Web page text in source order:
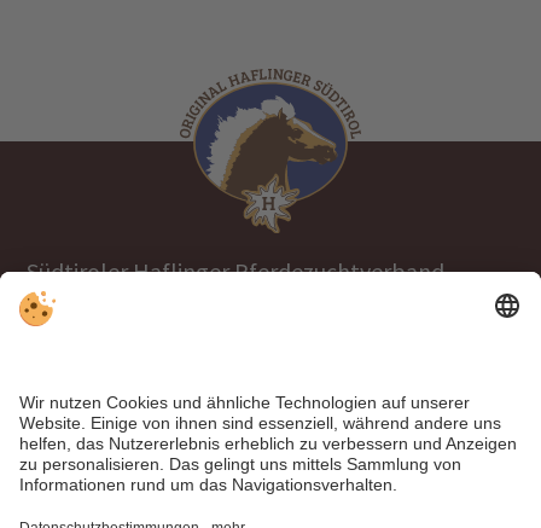
Südtiroler Haflinger Pferdezuchtverband
Tel.
info@haflinger.eu